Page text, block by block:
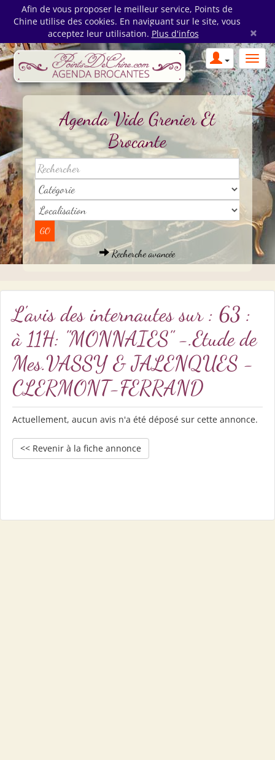
Afin de vous proposer le meilleur service, Points de
Chine utilise des cookies. En naviguant sur le site, vous
acceptez leur utilisation. Plus d'infos ×
Agenda Vide Grenier Et
Brocante
Recherche avancée
L'avis des internautes sur : 63 :
à 11H: "MONNAIES" -.Etude de
Mes.VASSY & JALENQUES -
CLERMONT-FERRAND
Actuellement, aucun avis n'a été déposé sur cette annonce.
<< Revenir à la fiche annonce